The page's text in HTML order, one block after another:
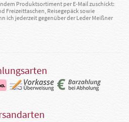
Produktsortiment per E-Mail zuschickt:
Freizeittaschen, Reisegepäck sowie
ich jederzeit gegenüber der Leder Meißner